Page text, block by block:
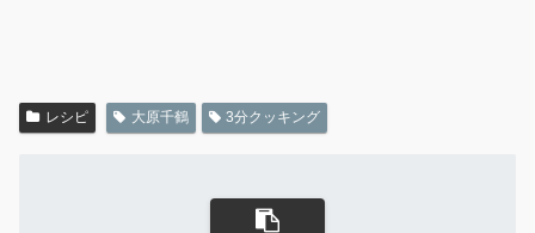
レシピ 大原千鶴 3分クッキング